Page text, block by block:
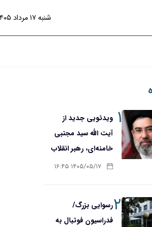
شنبه ۱۷ مرداد ۱۴۰۵
۱ ویدئویی جدید از
آیت الله سید مجتبی
خامنه‌ای، رهبر انقلاب
۱۴۰۵/۰۵/۱۷ ۱۶:۴۵
۲رسوایی بزرگ/
فدراسیون فوتبال به